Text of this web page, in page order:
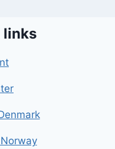
links